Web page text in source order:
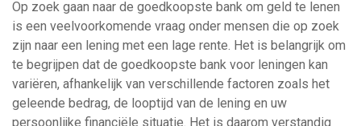
Op zoek gaan naar de goedkoopste bank om geld te lenen
is een veelvoorkomende vraag onder mensen die op zoek
zijn naar een lening met een lage rente. Het is belangrijk om
te begrijpen dat de goedkoopste bank voor leningen kan
variëren, afhankelijk van verschillende factoren zoals het
geleende bedrag, de looptijd van de lening en uw
persoonlijke financiële situatie. Het is daarom verstandig